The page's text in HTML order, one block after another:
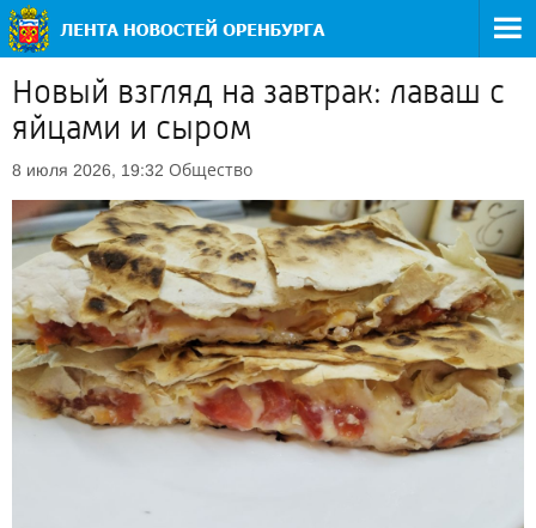
Новый взгляд на завтрак: лаваш с
яйцами и сыром
8 июля 2026, 19:32 Общество